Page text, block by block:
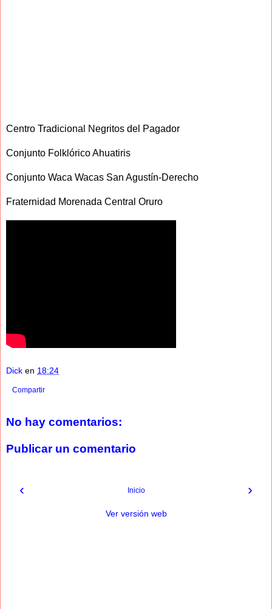
Centro Tradicional Negritos del Pagador
Conjunto Folklórico Ahuatiris
Conjunto Waca Wacas San Agustín-Derecho
Fraternidad Morenada Central Oruro
Dick en 18:24
Compartir
No hay comentarios:
Publicar un comentario
‹ ›
Inicio
Ver versión web